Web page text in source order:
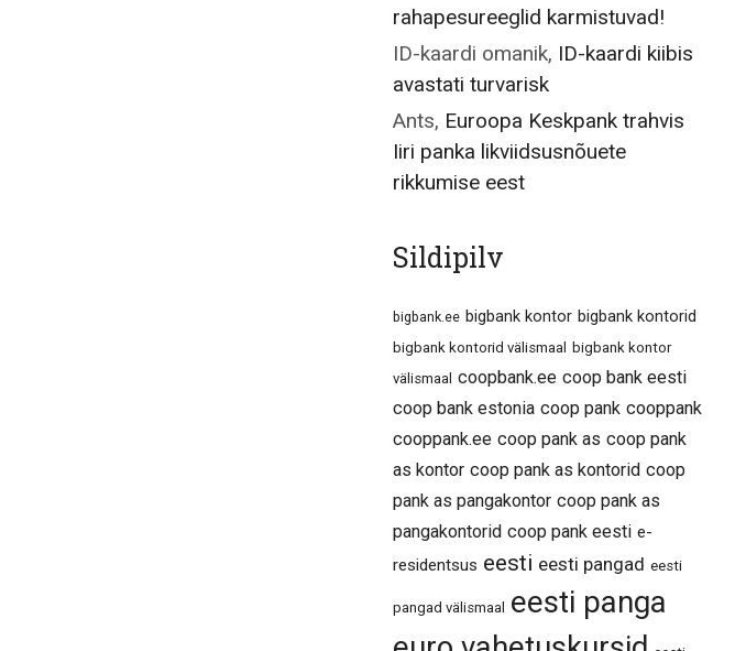
rahapesureeglid karmistuvad!
ID-kaardi omanik, ID-kaardi kiibis
avastati turvarisk
Ants, Euroopa Keskpank trahvis
Iiri panka likviidsusnõuete
rikkumise eest
Sildipilv
bigbank.ee bigbank kontor bigbank kontorid
bigbank kontorid välismaal
bigbank kontor
välismaal coopbank.ee coop bank eesti
coop bank estonia coop pank cooppank
cooppank.ee coop pank as coop pank
as kontor coop pank as kontorid coop
pank as pangakontor coop pank as
pangakontorid coop pank eesti e-
residentsus eesti eesti pangad eesti
pangad välismaal eesti panga